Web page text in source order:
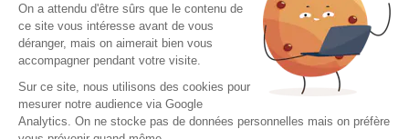
Copyright © 2026 - Tous droits réservés
On a attendu d'être sûrs que le contenu de
ce site vous intéresse avant de vous
déranger, mais on aimerait bien vous
accompagner pendant votre visite.
Sur ce site, nous utilisons des cookies pour
mesurer notre audience via Google
Analytics. On ne stocke pas de données personnelles mais on préfère